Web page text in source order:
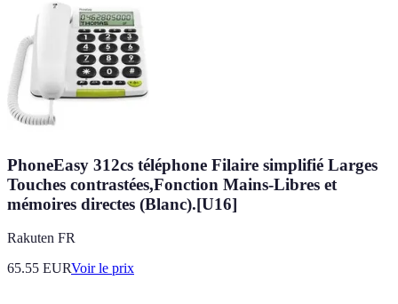
PhoneEasy 312cs téléphone Filaire simplifié Larges
Touches contrastées,Fonction Mains-Libres et
mémoires directes (Blanc).[U16]
Rakuten FR
65.55 EURVoir le prix